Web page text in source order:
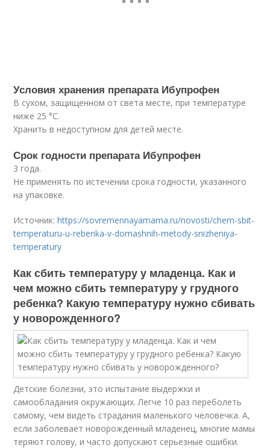
Условия хранения препарата Ибупрофен
В сухом, защищенном от света месте, при температуре
ниже 25 °C.
Хранить в недоступном для детей месте.
Срок годности препарата Ибупрофен
3 года.
Не применять по истечении срока годности, указанного
на упаковке.
Источник:https://sovremennayamama.ru/novosti/chem-sbit-
temperaturu-u-rebenka-v-domashnih-metody-snizheniya-
temperatury
Как сбить температуру у младенца. Как и
чем можно сбить температуру у грудного
ребенка? Какую температуру нужно сбивать
у новорожденного?
Детские болезни, это испытание выдержки и
самообладания окружающих. Легче 10 раз переболеть
самому, чем видеть страдания маленького человечка. А,
если заболевает новорожденный младенец, многие мамы
теряют голову, и часто допускают серьезные ошибки.